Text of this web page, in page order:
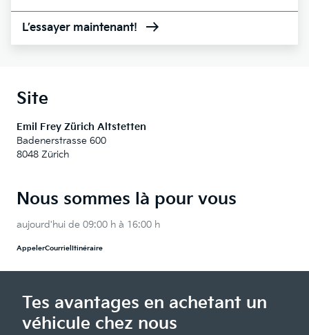
L’essayer maintenant!
Site
Emil Frey Zürich Altstetten
Badenerstrasse 600
8048 Zürich
Nous sommes là pour vous
aujourd'hui de 09:00 h à 16:00 h
AppelerCourriel Itinéraire
Tes avantages en achetant un
véhicule chez nous